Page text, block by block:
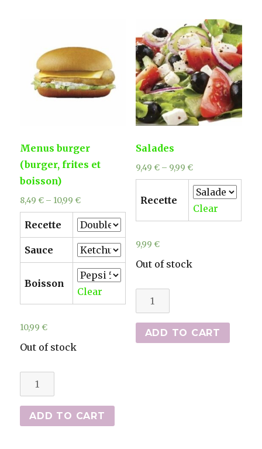
Menus burger
(burger, frites et
boisson)
8,49€ – 10,99€
Recette
Sauce
Boisson
Clear
10,99€
Out of stock
Menus
burger
(burger,
frites
ADD TO CART
Salades
9,49 €– 9,99 €
Recette
Clear
9,99 €
Out of stock
Salades
quantity
ADD TO CART